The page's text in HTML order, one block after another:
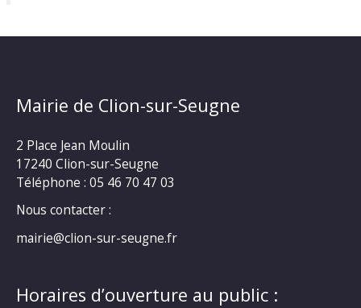
Mairie de Clion-sur-Seugne
2 Place Jean Moulin
17240 Clion-sur-Seugne
Téléphone : 05 46 70 47 03
Nous contacter :
mairie@clion-sur-seugne.fr
Horaires d’ouverture au public :